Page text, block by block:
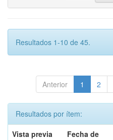
Resultados 1-10 de 45.
Anterior 1 2
Resultados por ítem:
Vista previa
Fecha de